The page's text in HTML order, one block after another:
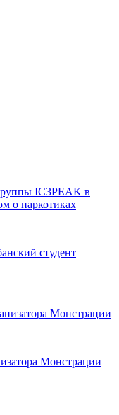
IC3PEAK в
о наркотиках
студент
Монстрации
Монстрации